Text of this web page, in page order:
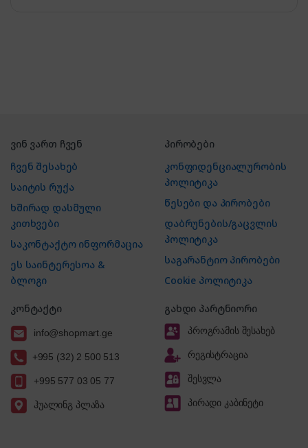
ვინ ვართ ჩვენ
ჩვენ შესახებ
საიტის რუქა
ხშირად დასმული
კითხვები
საკონტაქტო ინფორმაცია
ეს საინტერესოა &
ბლოგი
პირობები
კონფიდენციალურობის
პოლიტიკა
წესები და პირობები
დაბრუნების/გაცვლის
პოლიტიკა
საგარანტიო პირობები
Cookie პოლიტიკა
კონტაქტი
info@shopmart.ge
+995 (32) 2 500 513
+995 577 03 05 77
ჰუალინგ პლაზა
გახდი პარტნიორი
პროგრამის შესახებ
რეგისტრაცია
შესვლა
პირადი კაბინეტი